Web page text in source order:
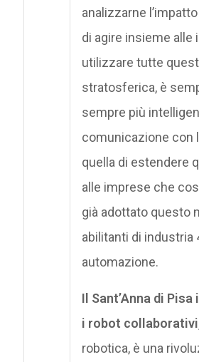
analizzarne
di agire insieme
utilizzare tutte
stratosferica, è
sempre più
comunicazione con
quella di estendere
alle imprese che
già adottato questo
abilitanti di industria
automazione.
Il Sant’Anna di
i robot
robotica, è una